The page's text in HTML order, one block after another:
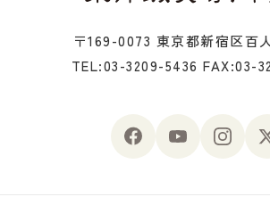
〒169-0073 東京都新宿区百
TEL:03-3209-5436 FAX:03-